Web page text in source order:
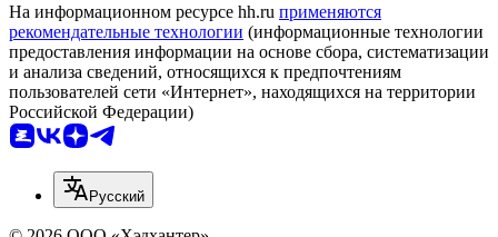
На информационном ресурсе hh.ru применяются
рекомендательные технологии (информационные технологии
предоставления информации на основе сбора, систематизации
и анализа сведений, относящихся к предпочтениям
пользователей сети «Интернет», находящихся на территории
Российской Федерации)
Русский